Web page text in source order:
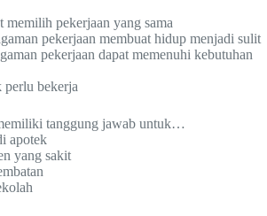
memilih pekerjaan yang sama
pekerjaan membuat hidup menjadi sulit
pekerjaan dapat memenuhi kebutuhan
bekerja
tanggung jawab untuk…
apotek
yang sakit